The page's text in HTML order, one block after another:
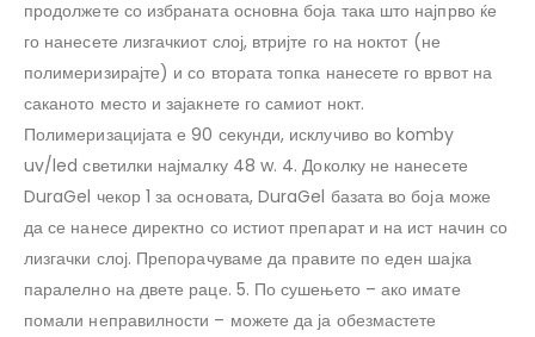
продолжете со избраната основна боја така што најпрво ќе
го нанесете лизгачкиот слој, втријте го на ноктот (не
полимеризирајте) и со втората топка нанесете го врвот на
саканото место и зајакнете го самиот нокт.
Полимеризацијата е 90 секунди, исклучиво во komby
uv/led светилки најмалку 48 w. 4. Доколку не нанесете
DuraGel чекор 1 за основата, DuraGel базата во боја може
да се нанесе директно со истиот препарат и на ист начин со
лизгачки слој. Препорачуваме да правите по еден шајка
паралелно на двете раце. 5. По сушењето – ако имате
помали неправилности – можете да ја обезмастете